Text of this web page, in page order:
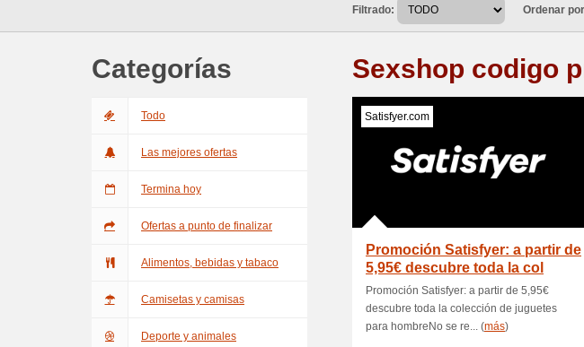
Filtrado: Ordenar
Categorías
Todo
Las mejores ofertas
Termina hoy
Ofertas a punto de finalizar
Alimentos, bebidas y tabaco
Camisetas y camisas
Deporte y animales
Sexshop codigo
Satisfyer.com
Promoción Satisfyer: a partir de
5,95€ descubre toda la col
Promoción Satisfyer: a partir de 5,95€
descubre toda la colección de juguetes
para hombreNo se re... (más)